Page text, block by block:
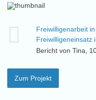
Freiwilligenarbeit
Freiwilligeneinsatz
Bericht von Tina,
Zum Projekt